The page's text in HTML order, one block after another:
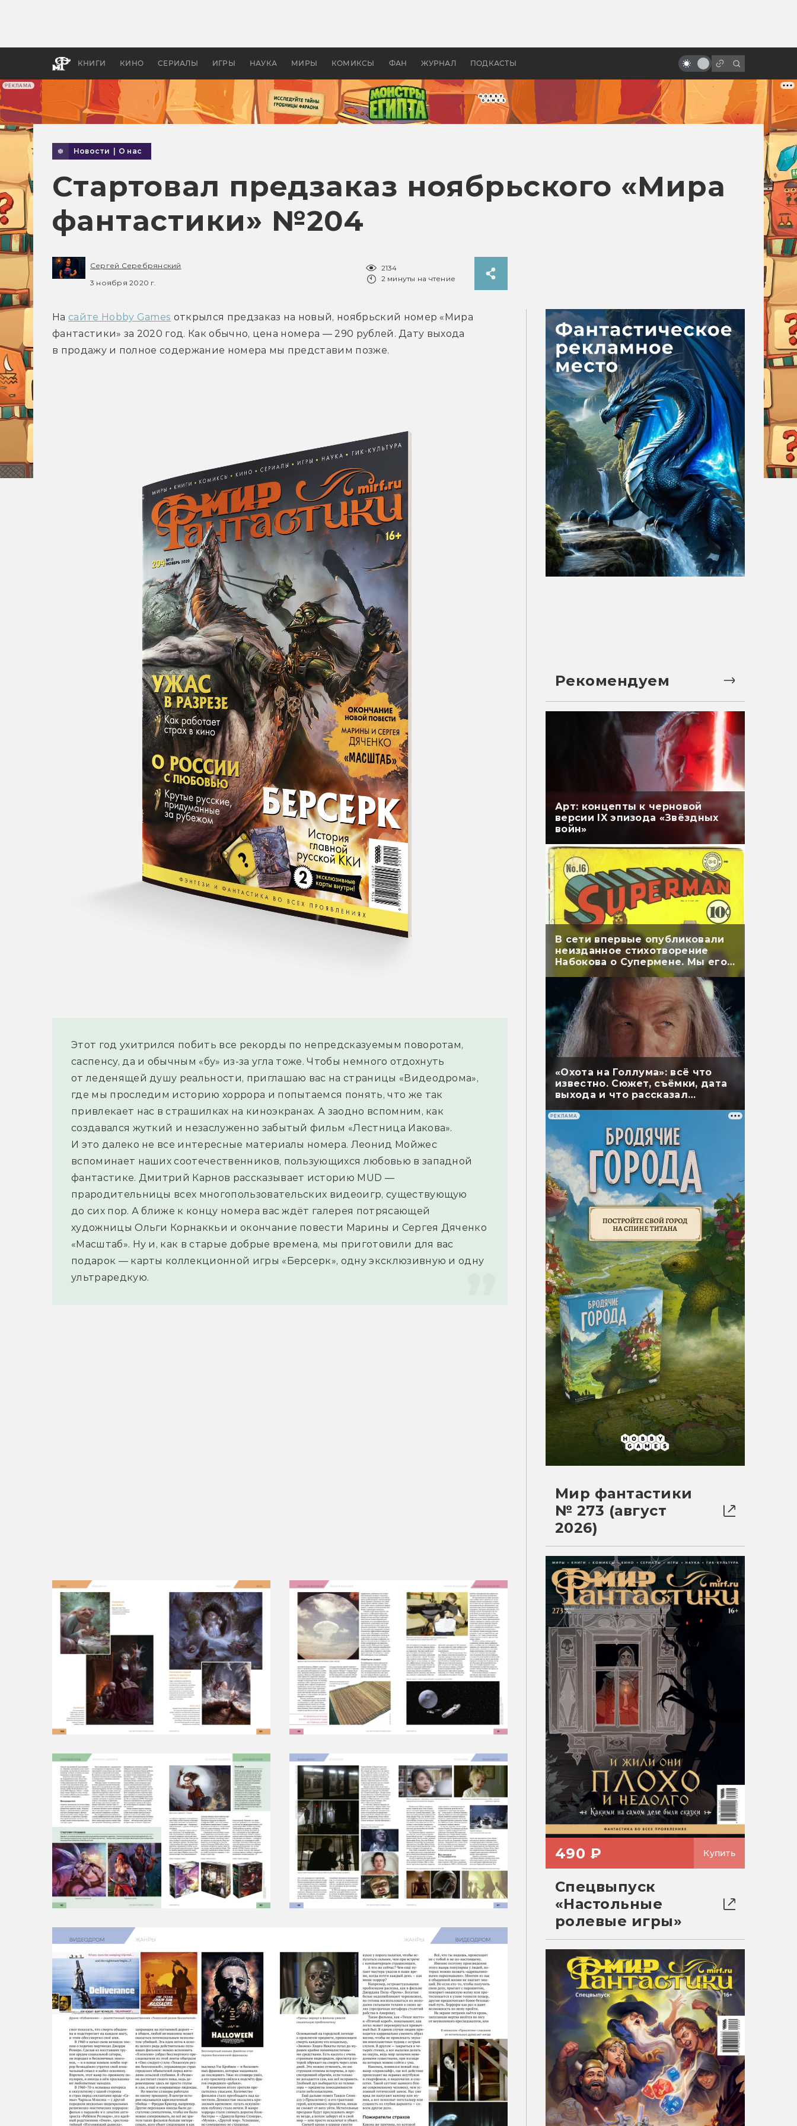
РЕКЛАМА
КНИГИ КИНО СЕРИАЛЫ ИГРЫ НАУКА МИРЫ КОМИКСЫ ФАН ЖУРНАЛ ПОДКАСТЫ
апокалипсис, в России —
бы «Властелина колец»
ещё немного
Новости О нас
Стартовал предзаказ ноябрьского «Мира
фантастики» №204
Сергей Серебрянский
3 ноября 2020 г.
2134
2 минуты на чтение
На сайте Hobby Games открылся предзаказ на новый, ноябрьский номер «Мира
фантастики» за 2020 год. Как обычно, цена номера — 290 рублей. Дату выхода
в продажу и полное содержание номера мы представим позже.
Этот год ухитрился побить все рекорды по непредсказуемым поворотам,
саспенсу, да и обычным «бу» из-за угла тоже. Чтобы немного отдохнуть
от леденящей душу реальности, приглашаю вас на страницы «Видеодрома»,
где мы проследим историю хоррора и попытаемся понять, что же так
привлекает нас в страшилках на киноэкранах. А заодно вспомним, как
создавался жуткий и незаслуженно забытый фильм «Лестница Иакова».
И это далеко не все интересные материалы номера. Леонид Мойжес
вспоминает наших соотечественников, пользующихся любовью в западной
фантастике. Дмитрий Карнов рассказывает историю MUD —
прародительницы всех многопользовательских видеоигр, существующую
до сих пор. А ближе к концу номера вас ждёт галерея потрясающей
художницы Ольги Корнаккьи и окончание повести Марины и Сергея Дяченко
«Масштаб». Ну и, как в старые добрые времена, мы приготовили для вас
подарок — карты коллекционной игры «Берсерк», одну эксклюзивную и одну
ультраредкую.
Рекомендуем
Арт: концепты к черновой
версии IX эпизода «Звёздных
войн»
В сети впервые опубликовали
неизданное стихотворение
Набокова о Супермене. Мы его
перевели
«Охота на Голлума»: всё что
известно. Сюжет, съёмки, дата
выхода и что рассказал
РЕКЛАМА
Мир фантастики
№ 273 (август
2026)
490 ₽ Купить
Спецвыпуск
«Настольные
ролевые игры»